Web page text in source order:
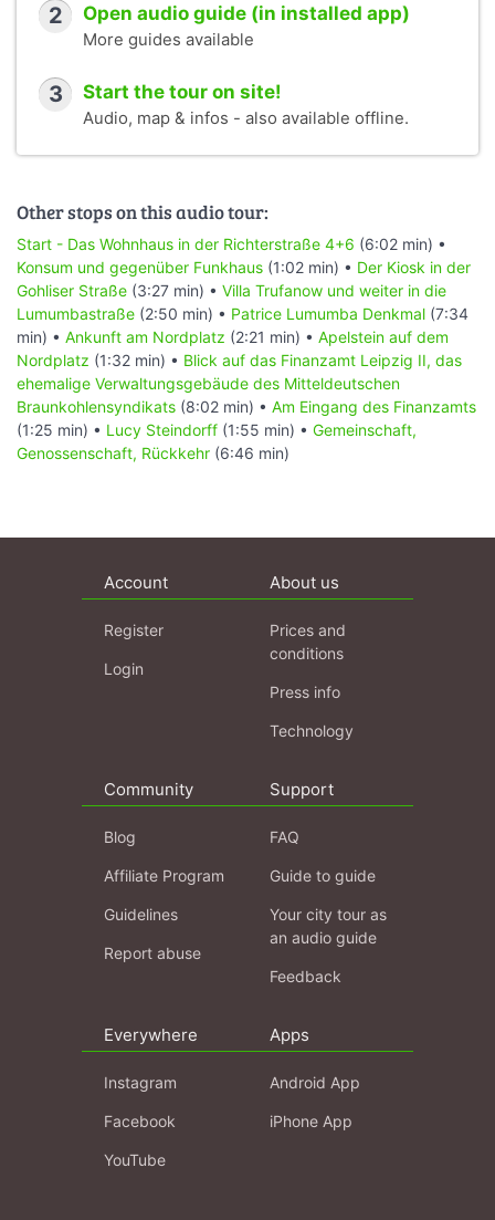
2 Open audio guide (in installed app)
More guides available
3 Start the tour on site!
Audio, map & infos - also available offline.
Other stops on this audio tour:
Start - Das Wohnhaus in der Richterstraße 4+6 (6:02 min) •
Konsum und gegenüber Funkhaus (1:02 min) • Der Kiosk in der
Gohliser Straße (3:27 min) • Villa Trufanow und weiter in die
Lumumbastraße (2:50 min) • Patrice Lumumba Denkmal (7:34
min) • Ankunft am Nordplatz (2:21 min) • Apelstein auf dem
Nordplatz (1:32 min) • Blick auf das Finanzamt Leipzig II, das
ehemalige Verwaltungsgebäude des Mitteldeutschen
Braunkohlensyndikats (8:02 min) • Am Eingang des Finanzamts
(1:25 min) • Lucy Steindorff (1:55 min) • Gemeinschaft,
Genossenschaft, Rückkehr (6:46 min)
Account
Register
Login
About us
Prices and
conditions
Press info
Technology
Community
Blog
Affiliate Program
Guidelines
Report abuse
Support
FAQ
Guide to guide
Your city tour as
an audio guide
Feedback
Everywhere
Instagram
Facebook
YouTube
Apps
Android App
iPhone App